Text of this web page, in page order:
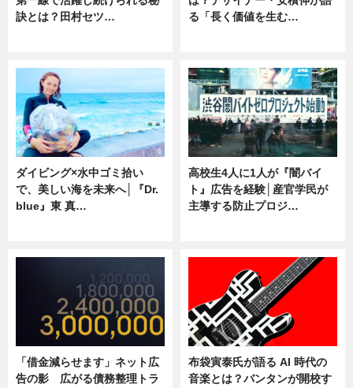
訣とは？田村セツ…
る「長く価値を生む…
ダイビング×水中ゴミ拾い
で、美しい海を未来へ│『Dr.
blue』東 真…
高校生4人に1人が『闇バイ
ト』広告を経験│産官学民が
主導する防止プロジ…
「借金減らせます」ネット広
告の影 広がる債務整理トラ
布袋寅泰氏が語る AI 時代の
音楽とは？バンタンが開校す